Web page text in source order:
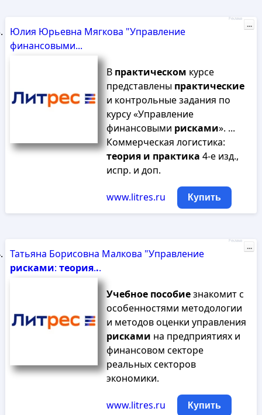
Юлия Юрьевна Мягкова "Управление
финансовыми...
В практическом курсе
представлены практические
и контрольные задания по
курсу «Управление
финансовыми рисками». ...
Коммерческая логистика:
теория и практика 4-е изд.,
испр. и доп.
www.litres.ru Купить
Реклама
...
Татьяна Борисовна Малкова "Управление
рисками: теория...
Учебное пособиезнакомит с
особенностями методологии
и методов оценки управления
рисками на предприятиях и
финансовом секторе
реальных секторов
экономики.
www.litres.ru Купить
Реклама
...